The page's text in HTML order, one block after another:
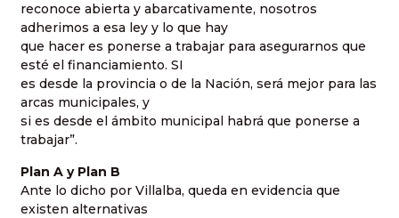
reconoce abierta y abarcativamente, nosotros
adherimos a esa ley y lo que hay
que hacer es ponerse a trabajar para asegurarnos que
esté el financiamiento. SI
es desde la provincia o de la Nación, será mejor para las
arcas municipales, y
si es desde el ámbito municipal habrá que ponerse a
trabajar”.
Plan A y Plan B
Ante lo dicho por Villalba, queda en evidencia que
existen alternativas